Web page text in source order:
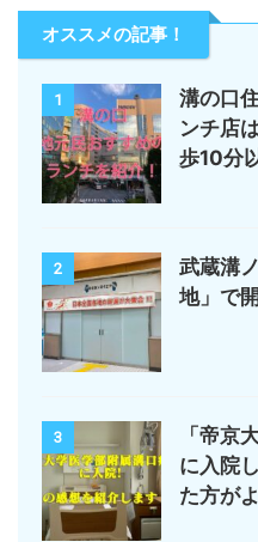
オススメの記事！
1
溝の口
ンチ店
歩10分
2
武蔵溝
地」で
3
「帝京
に入院
た方が